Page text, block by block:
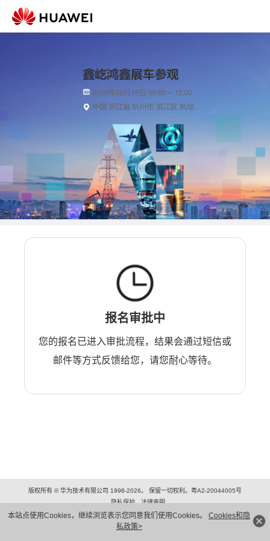
本站点使用Cookies，继续浏览表示您同意我们使用Cookies。 Cookies和隐
私政策>
报名审批中
您的报名已进入审批流程，结果会通过短信或
邮件等方式反馈给您，请您耐心等待。
版权所有 © 华为技术有限公司 1998-2026。 保留一切权利。粤A2-20044005号
隐私保护
法律声明